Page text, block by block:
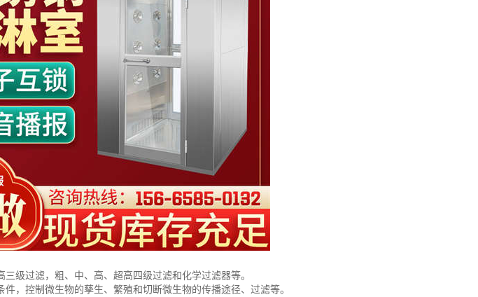
三级过滤，粗、中、高、超高四级过滤和化学过滤器等。
件，控制微生物的孳生、繁殖和切断微生物的传播途径、过滤等。